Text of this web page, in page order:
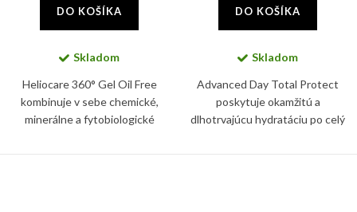
DO KOŠÍKA
Skladom
Heliocare 360° Gel Oil Free
kombinuje v sebe chemické,
minerálne a fytobiologické
DO KOŠÍKA
Skladom
Advanced Day Total Protect
poskytuje okamžitú a
dlhotrvajúcu hydratáciu po celý